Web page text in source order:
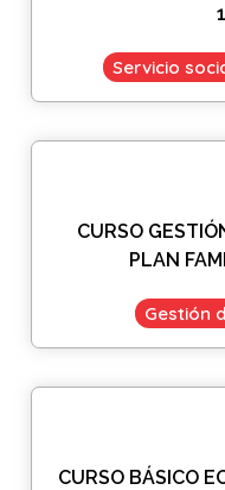
Servicio
CURSO
PLAN
Gestión
CURSO BÁSICO